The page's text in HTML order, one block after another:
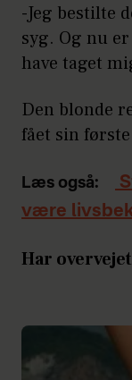
-Jeg bestilte
syg. Og nu
have taget
Den blonde
fået sin
Læs også:
være
Har